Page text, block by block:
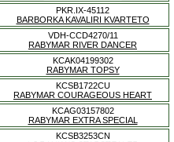
PKR.IX-45112
BARBORKA KAVALIRI KVARTETO
VDH-CCD4270/11
RABYMAR RIVER DANCER
KCAK04199302
RABYMAR TOPSY
KCSB1722CU
RABYMAR COURAGEOUS HEART
KCAG03157802
RABYMAR EXTRA SPECIAL
KCSB3253CN